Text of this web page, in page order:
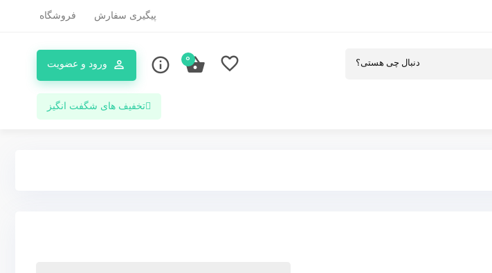
پیگیری سفارش فروشگاه
ورود و عضویت 0
تخفیف های شگفت انگیز